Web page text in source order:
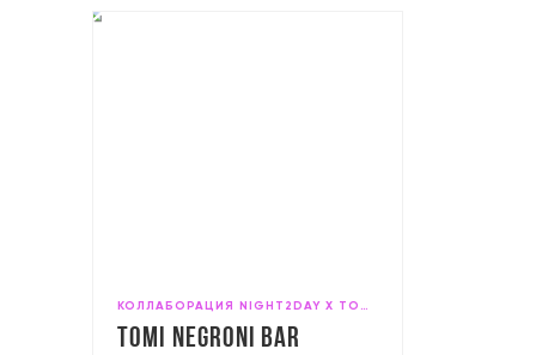
КОЛЛАБОРАЦИЯ NIGHT2DAY X TOMI NEGRONI BAR X FITZ GIN BAR
ToMi Negroni Bar